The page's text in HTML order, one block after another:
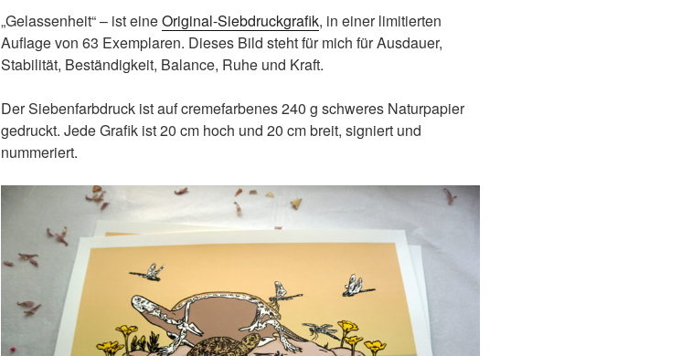
„Gelassenheit“ – ist eineOriginal-Siebdruckgrafik, in einer limitierten
Auflage von 63 Exemplaren. Dieses Bild steht für mich für Ausdauer,
Stabilität, Beständigkeit, Balance, Ruhe und Kraft.
Der Siebenfarbdruck ist auf cremefarbenes 240 g schweres Naturpapier
gedruckt. Jede Grafik ist 20 cm hoch und 20 cm breit, signiert und
nummeriert.